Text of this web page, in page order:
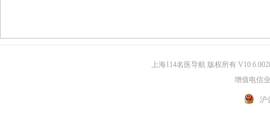
上海114名医导航 版权所有
增值电信
沪